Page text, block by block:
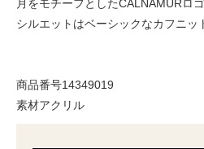
月をモチーフとしたCALNAMURロ
シルエットはベーシックなカフニッ
商品番号14349019
素材アクリル